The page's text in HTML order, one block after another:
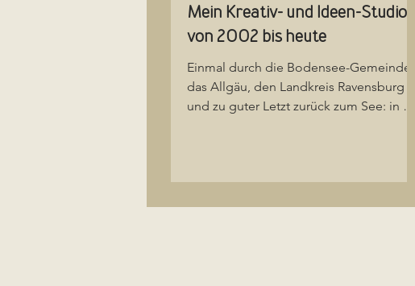
Mein Kreativ- und Ideen-Studio
von 2002 bis heute
Einmal durch die Bodensee-Gemeinden,
das Allgäu, den Landkreis Ravensburg
und zu guter Letzt zurück zum See: in die